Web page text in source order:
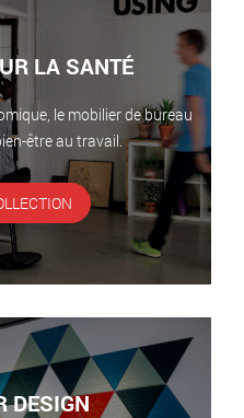
LA SANTÉ
le mobilier de bureau
être au travail.
DESIGN